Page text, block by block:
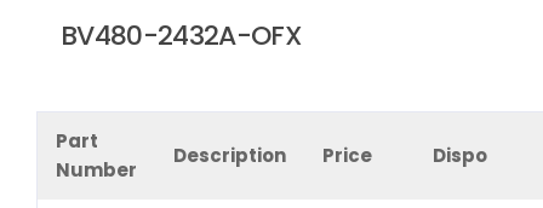
BV480-2432A-OFX
Part
Number
Description Price Dispo